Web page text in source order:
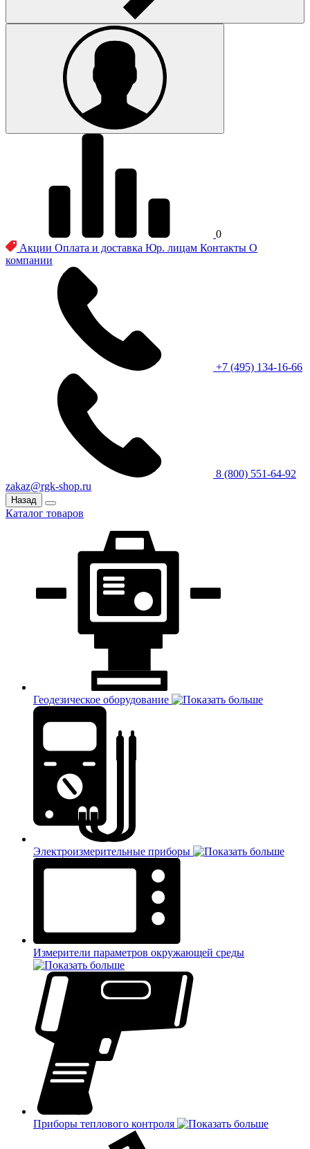
0
Акции Оплата и доставка Юр. лицам Контакты О
компании
+7 (495) 134-16-66
8 (800) 551-64-92
zakaz@rgk-shop.ru
Назад
Каталог товаров
Геодезическое оборудование
Электроизмерительные приборы
Измерители параметров окружающей среды
Приборы теплового контроля